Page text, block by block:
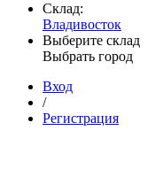
Склад:
Владивосток
Выберите склад
Выбрать город
Вход
/
Регистрация